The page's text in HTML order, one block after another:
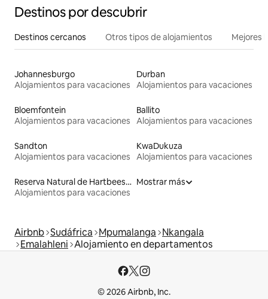
Destinos por descubrir
Destinos cercanos Otros tipos de alojamientos Mejores
Johannesburgo
Alojamientos para vacaciones
Durban
Alojamientos para vacaciones
Bloemfontein
Alojamientos para vacaciones
Ballito
Alojamientos para vacaciones
Sandton
Alojamientos para vacaciones
KwaDukuza
Alojamientos para vacaciones
Reserva Natural de Hartbeespoort
Alojamientos para vacaciones
Mostrar más
Airbnb Sudáfrica Mpumalanga Nkangala
Emalahleni Alojamiento en departamentos
© 2026 Airbnb, Inc.